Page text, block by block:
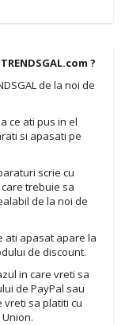
?
de la noi de
ce ati pus in el
si apasati pe
scrie cu
trebuie sa
de la noi de
ati apasat apare la
de discount.
in care vreti sa
de PayPal sau
vreti sa platiti cu